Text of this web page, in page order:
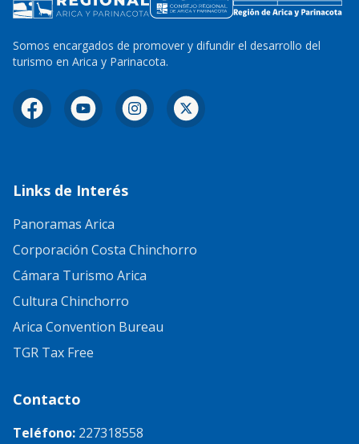
Somos encargados de promover y difundir el desarrollo del
turismo en Arica y Parinacota.
FacebookYouTubeInstagram
X
Links de Interés
Panoramas Arica
Corporación Costa Chinchorro
Cámara Turismo Arica
Cultura Chinchorro
Arica Convention Bureau
TGR Tax Free
Contacto
Teléfono: 227318558